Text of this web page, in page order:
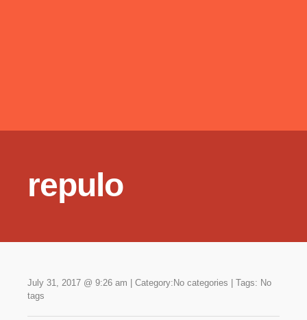
repulo
July 31, 2017 @ 9:26 am Category:No categories
Tags: No
tags